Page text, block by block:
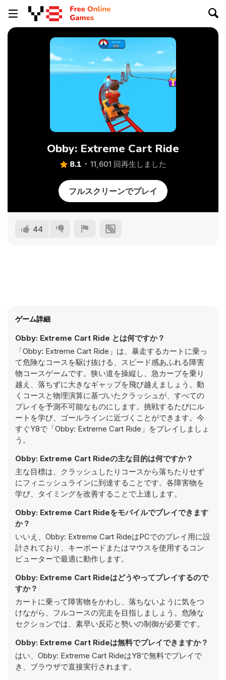
Obby: Extreme Cart Ride
8.1 11,601 回再生しました
フルスクリーンでプレイ
44
ゲーム詳細
Obby: Extreme Cart Ride とは何ですか？
「Obby: Extreme Cart Ride」は、暴走するカートに乗っ
て危険なコースを駆け抜ける、スピード感あふれる障害
物コースゲームです。狭い道を操縦し、急カーブを乗り
越え、落ちずに大きなギャップを飛び越えましょう。動
くコースと物理演算に基づいたクラッシュが、すべての
プレイを予測不可能なものにします。挑戦するたびにル
ートを学び、ゴールラインに近づくことができます。今
すぐY8で「Obby: Extreme Cart Ride」をプレイしましょ
う。
Obby: Extreme Cart Rideの主な目的は何ですか？
主な目標は、クラッシュしたりコースから落ちたりせず
にフィニッシュラインに到達することです。各障害物を
学び、タイミングを改善することで上達します。
Obby: Extreme Cart Rideをモバイルでプレイできます
か？
いいえ、Obby: Extreme Cart RideはPCでのプレイ用に設
計されており、キーボードまたはマウスを使用するコン
ピューターで最適に動作します。
Obby: Extreme Cart Rideはどうやってプレイするので
すか？
カートに乗って障害物をかわし、落ちないように気をつ
けながら、フルコースの完走を目指しましょう。危険な
セクションでは、素早い反応と勢いの制御が必要です。
Obby: Extreme Cart Rideは無料でプレイできますか？
はい、Obby: Extreme Cart RideはY8で無料でプレイで
き、ブラウザで直接実行されます。